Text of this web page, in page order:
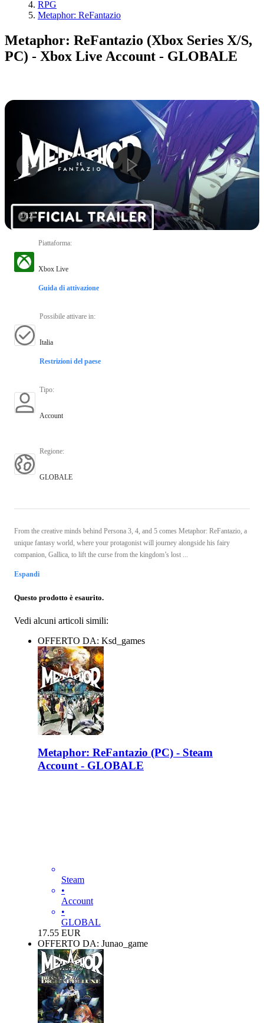
RPG
Metaphor: ReFantazio
Metaphor: ReFantazio (Xbox Series X/S,
PC) - Xbox Live Account - GLOBALE
1/12
Piattaforma:
Xbox Live
Guida di attivazione
Possibile attivare in:
Italia
Restrizioni del paese
Tipo:
Account
Regione:
GLOBALE
From the creative minds behind Persona 3, 4, and 5 comes Metaphor: ReFantazio, a
unique fantasy world, where your protagonist will journey alongside his fairy
companion, Gallica, to lift the curse from the kingdom’s lost ...
Espandi
Questo prodotto è esaurito.
Vedi alcuni articoli simili:
OFFERTO DA: Ksd_games
Metaphor: ReFantazio (PC) - Steam
Account - GLOBALE
Steam
•
Account
•
GLOBAL
17.55 EUR
OFFERTO DA: Junao_game